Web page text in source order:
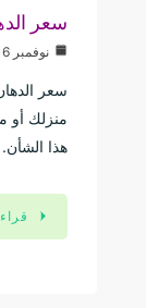
سعر
نوفمبر 16, 2024
سعر
منزلك أو
هذا